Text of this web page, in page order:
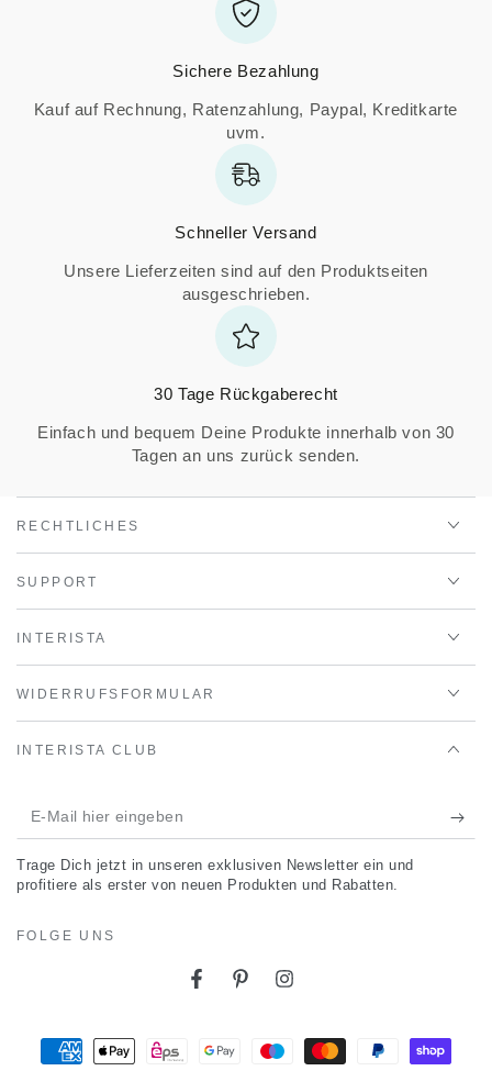
Sichere Bezahlung
Kauf auf Rechnung, Ratenzahlung, Paypal, Kreditkarte
uvm.
Schneller Versand
Unsere Lieferzeiten sind auf den Produktseiten
ausgeschrieben.
30 Tage Rückgaberecht
Einfach und bequem Deine Produkte innerhalb von 30
Tagen an uns zurück senden.
RECHTLICHES
SUPPORT
INTERISTA
WIDERRUFSFORMULAR
INTERISTA CLUB
E-
Mail
hier
Trage Dich jetzt in unseren exklusiven Newsletter ein und
profitiere als erster von neuen Produkten und Rabatten.
FOLGE UNS
FacebookPinterestInstagram
Zahlungsmöglichkeiten